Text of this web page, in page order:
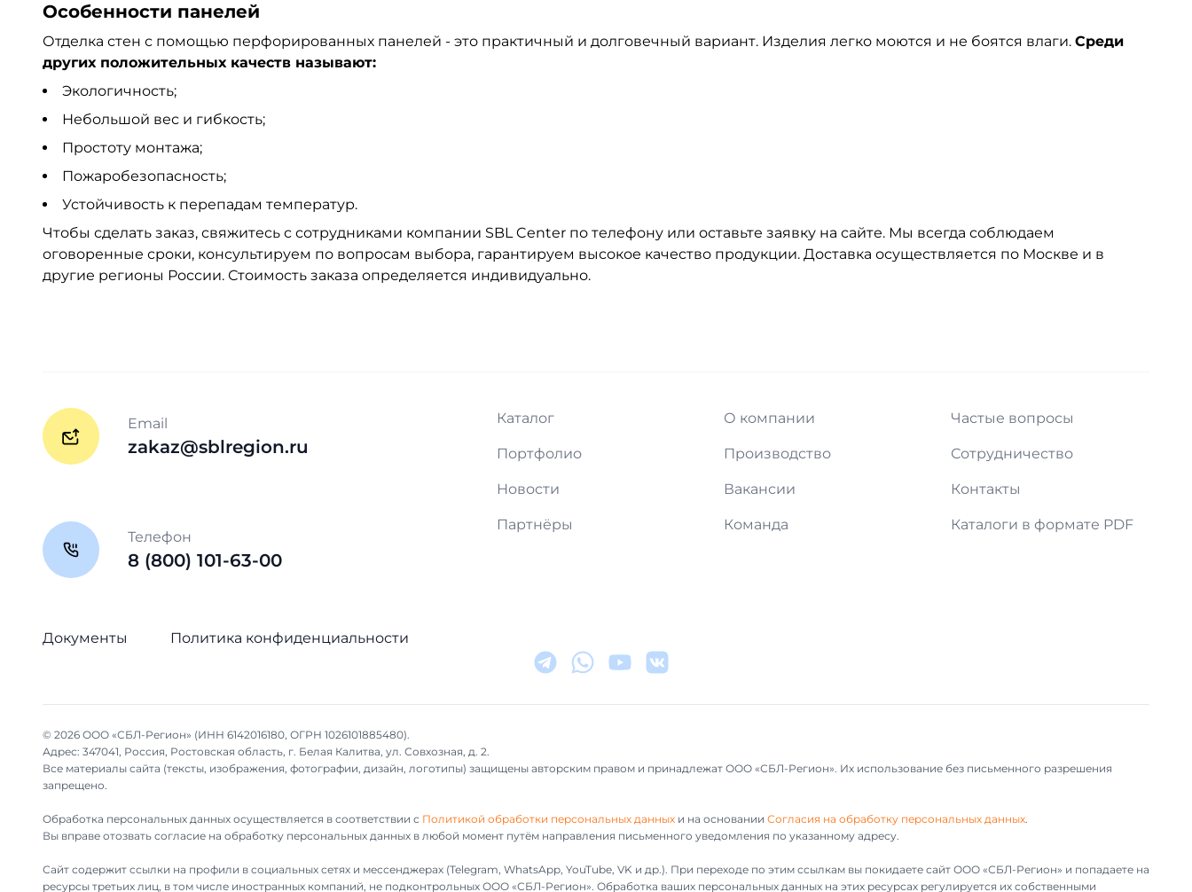
Особенности панелей
Отделка стен с помощью перфорированных панелей - это практичный и долговечный вариант. Изделия легко моются и не боятся влаги. Среди
других положительных качеств называют:
Экологичность;
Небольшой вес и гибкость;
Простоту монтажа;
Пожаробезопасность;
Устойчивость к перепадам температур.
Чтобы сделать заказ, свяжитесь с сотрудниками компании SBL Center по телефону или оставьте заявку на сайте. Мы всегда соблюдаем
оговоренные сроки, консультируем по вопросам выбора, гарантируем высокое качество продукции. Доставка осуществляется по Москве и в
другие регионы России. Стоимость заказа определяется индивидуально.
Email
zakaz@sblregion.ru
Телефон
8 (800) 101-63-00
Каталог
Портфолио
Новости
Партнёры
О компании
Производство
Вакансии
Команда
Частые вопросы
Сотрудничество
Контакты
Каталоги в формате PDF
Документы Политика конфиденциальности
© 2026 ООО «СБЛ-Регион» (ИНН 6142016180, ОГРН 1026101885480).
Адрес: 347041, Россия, Ростовская область, г. Белая Калитва, ул. Совхозная, д. 2.
Все материалы сайта (тексты, изображения, фотографии, дизайн, логотипы) защищены авторским правом и принадлежат ООО «СБЛ-Регион». Их использование без письменного разрешения
запрещено.
Обработка персональных данных осуществляется в соответствии с Политикой обработки персональных данных и на основании Согласия на обработку персональных данных.
Вы вправе отозвать согласие на обработку персональных данных в любой момент путём направления письменного уведомления по указанному адресу.
Сайт содержит ссылки на профили в социальных сетях и мессенджерах (Telegram, WhatsApp, YouTube, VK и др.). При переходе по этим ссылкам вы покидаете сайт ООО «СБЛ-Регион» и попадаете на
ресурсы третьих лиц, в том числе иностранных компаний, не подконтрольных ООО «СБЛ-Регион». Обработка ваших персональных данных на этих ресурсах регулируется их собственными